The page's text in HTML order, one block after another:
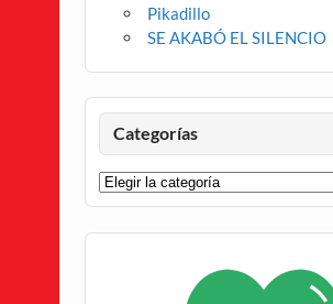
Pikadillo
SE AKABÓ EL SILENCIO
Categorías
Categorías